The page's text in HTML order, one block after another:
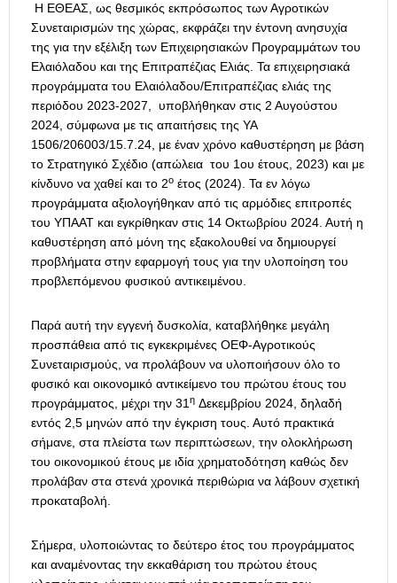
Η ΕΘΕΑΣ, ως θεσμικός εκπρόσωπος των Αγροτικών
Συνεταιρισμών της χώρας, εκφράζει την έντονη ανησυχία
της για την εξέλιξη των Επιχειρησιακών Προγραμμάτων του
Ελαιόλαδου και της Επιτραπέζιας Ελιάς. Τα επιχειρησιακά
προγράμματα του Ελαιόλαδου/Επιτραπέζιας ελιάς της
περιόδου 2023-2027, υποβλήθηκαν στις 2 Αυγούστου
2024, σύμφωνα με τις απαιτήσεις της ΥΑ
1506/206003/15.7.24, με έναν χρόνο καθυστέρηση με βάση
το Στρατηγικό Σχέδιο (απώλεια του 1ου έτους, 2023) και με
κίνδυνο να χαθεί και το 2ο έτος (2024). Τα εν λόγω
προγράμματα αξιολογήθηκαν από τις αρμόδιες επιτροπές
του ΥΠΑΑΤ και εγκρίθηκαν στις 14 Οκτωβρίου 2024. Αυτή η
καθυστέρηση από μόνη της εξακολουθεί να δημιουργεί
προβλήματα στην εφαρμογή τους για την υλοποίηση του
προβλεπόμενου φυσικού αντικειμένου.
Παρά αυτή την εγγενή δυσκολία, καταβλήθηκε μεγάλη
προσπάθεια από τις εγκεκριμένες ΟΕΦ-Αγροτικούς
Συνεταιρισμούς, να προλάβουν να υλοποιήσουν όλο το
φυσικό και οικονομικό αντικείμενο του πρώτου έτους του
προγράμματος, μέχρι την 31η Δεκεμβρίου 2024, δηλαδή
εντός 2,5 μηνών από την έγκριση τους. Αυτό πρακτικά
σήμανε, στα πλείστα των περιπτώσεων, την ολοκλήρωση
του οικονομικού έτους με ιδία χρηματοδότηση καθώς δεν
προλάβαν στα στενά χρονικά περιθώρια να λάβουν σχετική
προκαταβολή.
Σήμερα, υλοποιώντας το δεύτερο έτος του προγράμματος
και αναμένοντας την εκκαθάριση του πρώτου έτους